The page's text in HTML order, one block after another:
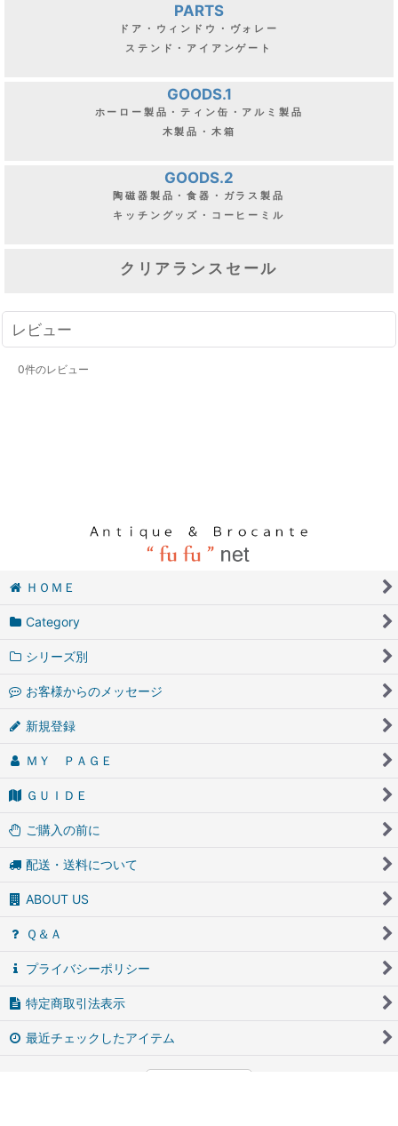
PARTS
ドア・ウィンドウ・ヴォレー
ステンド・アイアンゲート
GOODS.1
ホーロー製品・ティン缶・アルミ製品
木製品・木箱
GOODS.2
陶磁器製品・食器・ガラス製品
キッチングッズ・コーヒーミル
クリアランスセール
レビュー
0件のレビュー
ＨＯＭＥ
Category
シリーズ別
お客様からのメッセージ
新規登録
ＭＹ ＰＡＧＥ
ＧＵＩＤＥ
ご購入の前に
配送・送料について
ABOUT US
Ｑ＆Ａ
プライバシーポリシー
特定商取引法表示
最近チェックしたアイテム